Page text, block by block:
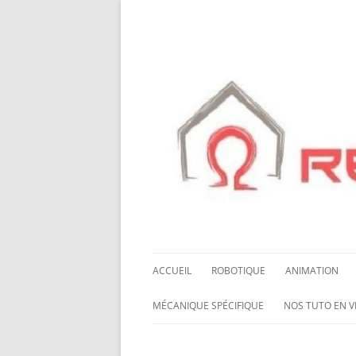
ACCUEIL ROBOTIQUE
NOS ROBOTS
ANIMATION
HALLOWING M0
MÉCANIQUE SPÉCIFIQUE NOS TUTO EN